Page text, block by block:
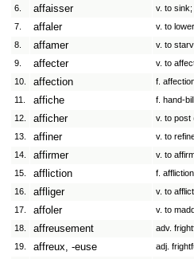
6.
affaisser
v. to
7.
affaler
v. to
8.
affamer
v. to
9.
affecter
v. to
10.
affection
f.
11.
affiche
f. hand-
12.
afficher
v. to post
13.
affiner
v. to
14.
affirmer
v. to
15.
affliction
f.
16.
affliger
v. to
17.
affoler
v. to
18.
affreusement
adv.
19.
affreux, -euse
adj.